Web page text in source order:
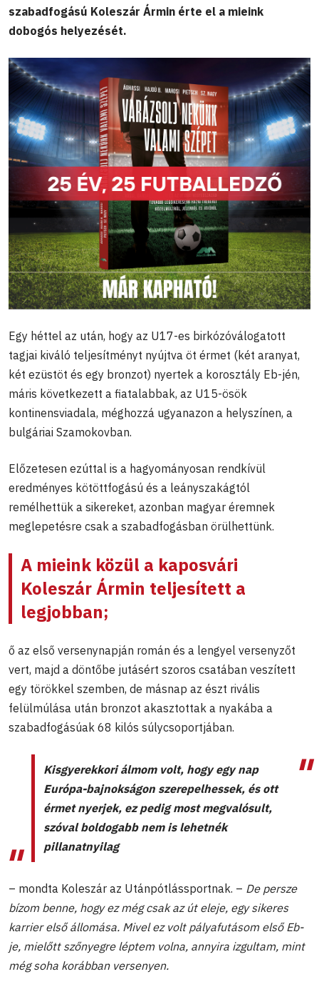
szabadfogású Koleszár Ármin érte el a mieink
dobogós helyezését.
Egy héttel az után, hogy az U17-es birkózóválogatott
tagjai kiváló teljesítményt nyújtva öt érmet (két aranyat,
két ezüstöt és egy bronzot) nyertek a korosztály Eb-jén,
máris következett a fiatalabbak, az U15-ösök
kontinensviadala, méghozzá ugyanazon a helyszínen, a
bulgáriai Szamokovban.
Előzetesen ezúttal is a hagyományosan rendkívül
eredményes kötöttfogású és a leányszakágtól
remélhettük a sikereket, azonban magyar éremnek
meglepetésre csak a szabadfogásban örülhettünk.
A mieink közül a kaposvári
Koleszár Ármin teljesített a
legjobban;
ő az első versenynapján román és a lengyel versenyzőt
vert, majd a döntőbe jutásért szoros csatában veszített
egy törökkel szemben, de másnap az észt rivális
felülmúlása után bronzot akasztottak a nyakába a
szabadfogásúak 68 kilós súlycsoportjában.
Kisgyerekkori álmom volt, hogy egy nap
Európa-bajnokságon szerepelhessek, és ott
érmet nyerjek, ez pedig most megvalósult,
szóval boldogabb nem is lehetnék
pillanatnyilag
– mondta Koleszár az Utánpótlássportnak. – De persze
bízom benne, hogy ez még csak az út eleje, egy sikeres
karrier első állomása. Mivel ez volt pályafutásom első Eb-
je, mielőtt szőnyegre léptem volna, annyira izgultam, mint
még soha korábban versenyen.